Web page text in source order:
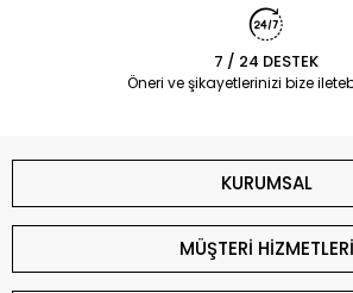
7 / 24 DESTEK
Öneri ve şikayetlerinizi bize
KURUMSAL
MÜŞTERİ HİZMETLERİ